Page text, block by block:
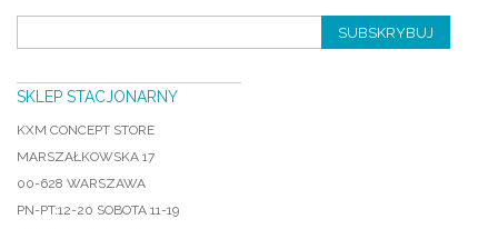
SUBSKRYBUJ
SKLEP STACJONARNY
KXM CONCEPT STORE
MARSZAŁKOWSKA 17
00-628 WARSZAWA
PN-PT:12-20 SOBOTA 11-19